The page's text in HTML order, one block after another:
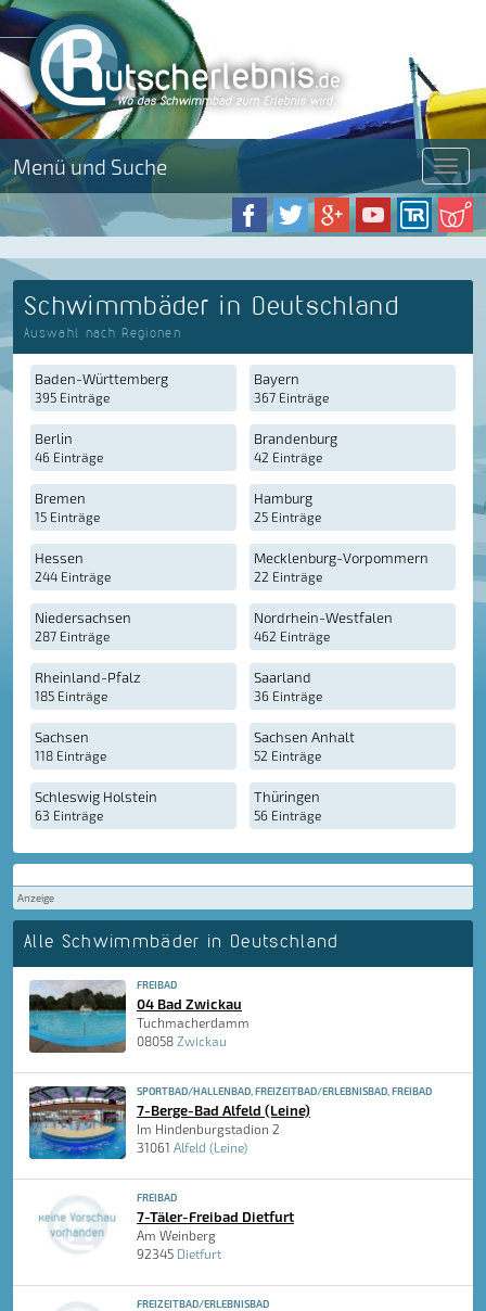
Menü und Suche Menü
Schwimmbäder in Deutschland
Auswahl nach Regionen
Baden-Württemberg
395 Einträge
Bayern
367 Einträge
Berlin
46 Einträge
Brandenburg
42 Einträge
Bremen
15 Einträge
Hamburg
25 Einträge
Hessen
244 Einträge
Mecklenburg-Vorpommern
22 Einträge
Niedersachsen
287 Einträge
Nordrhein-Westfalen
462 Einträge
Rheinland-Pfalz
185 Einträge
Saarland
36 Einträge
Sachsen
118 Einträge
Sachsen Anhalt
52 Einträge
Schleswig Holstein
63 Einträge
Thüringen
56 Einträge
Anzeige
Alle Schwimmbäder in Deutschland
FREIBAD
04 Bad Zwickau
Tuchmacherdamm
08058 Zwickau
SPORTBAD/HALLENBAD, FREIZEITBAD/ERLEBNISBAD, FREIBAD
7-Berge-Bad Alfeld (Leine)
Im Hindenburgstadion 2
31061 Alfeld (Leine)
FREIBAD
7-Täler-Freibad Dietfurt
Am Weinberg
92345 Dietfurt
FREIZEITBAD/ERLEBNISBAD